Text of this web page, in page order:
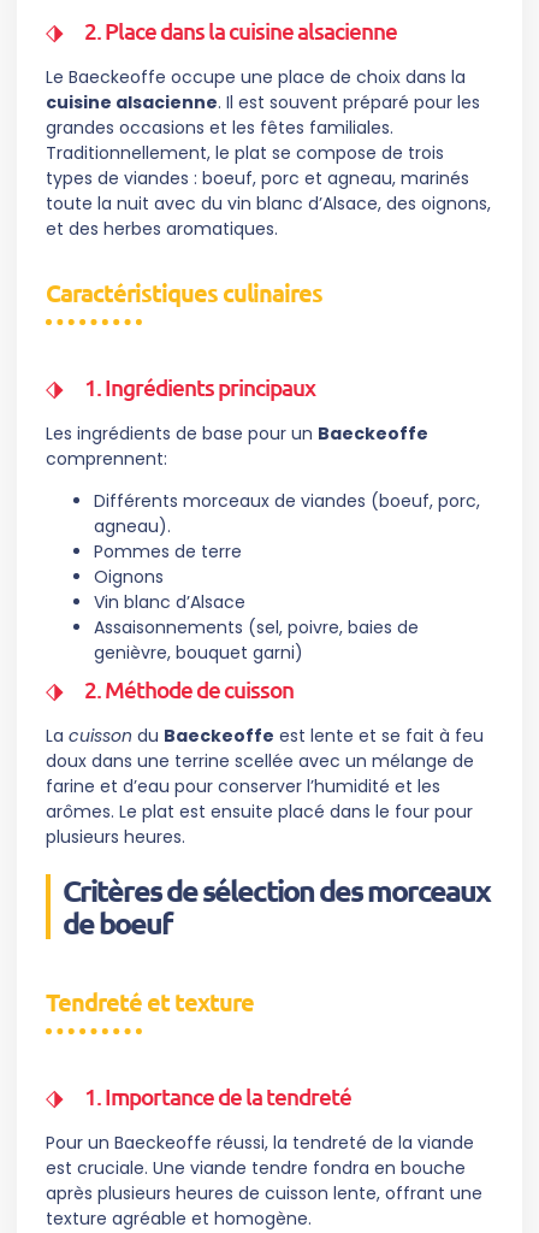
2. Place dans la cuisine alsacienne
Le Baeckeoffe occupe une place de choix dans la
cuisine alsacienne. Il est souvent préparé pour les
grandes occasions et les fêtes familiales.
Traditionnellement, le plat se compose de trois
types de viandes : boeuf, porc et agneau, marinés
toute la nuit avec du vin blanc d’Alsace, des oignons,
et des herbes aromatiques.
Caractéristiques culinaires
1. Ingrédients principaux
Les ingrédients de base pour un Baeckeoffe
comprennent:
Différents morceaux de viandes (boeuf, porc,
agneau).
Pommes de terre
Oignons
Vin blanc d’Alsace
Assaisonnements (sel, poivre, baies de
genièvre, bouquet garni)
2. Méthode de cuisson
La cuisson du Baeckeoffe est lente et se fait à feu
doux dans une terrine scellée avec un mélange de
farine et d’eau pour conserver l’humidité et les
arômes. Le plat est ensuite placé dans le four pour
plusieurs heures.
Critères de sélection des morceaux
de boeuf
Tendreté et texture
1. Importance de la tendreté
Pour un Baeckeoffe réussi, la tendreté de la viande
est cruciale. Une viande tendre fondra en bouche
après plusieurs heures de cuisson lente, offrant une
texture agréable et homogène.